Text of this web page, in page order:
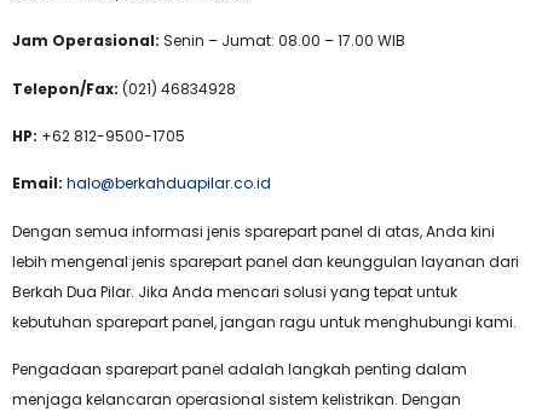
Jam Operasional: Senin – Jumat: 08.00 – 17.00 WIB
Telepon/Fax: (021) 46834928
HP: +62 812-9500-1705
Email: halo@berkahduapilar.co.id
Dengan semua informasi jenis sparepart panel di atas, Anda kini
lebih mengenal jenis sparepart panel dan keunggulan layanan dari
Berkah Dua Pilar. Jika Anda mencari solusi yang tepat untuk
kebutuhan sparepart panel, jangan ragu untuk menghubungi kami.
Pengadaan sparepart panel adalah langkah penting dalam
menjaga kelancaran operasional sistem kelistrikan. Dengan